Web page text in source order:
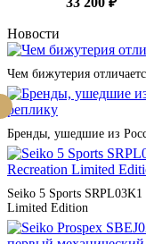
Новости
Чем бижутерия
Бренды, ушедшие из
Seiko 5 Sports
Limited Edition